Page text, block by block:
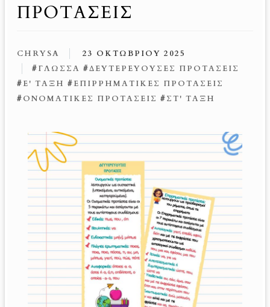
ΠΡΟΤΆΣΕΙΣ
CHRYSA
23 ΟΚΤΩΒΡΊΟΥ 2025
#ΓΛΏΣΣΑ #ΔΕΥΤΕΡΕΎΟΥΣΕΣ ΠΡΟΤΆΣΕΙΣ
#Ε' ΤΆΞΗ #ΕΠΙΡΡΗΜΑΤΙΚΈΣ ΠΡΟΤΆΣΕΙΣ
#ΟΝΟΜΑΤΙΚΈΣ ΠΡΟΤΆΣΕΙΣ #ΣΤ' ΤΆΞΗ